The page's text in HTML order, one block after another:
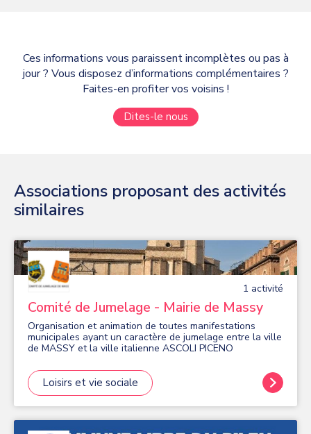
Ces informations vous paraissent incomplètes ou pas à
jour ? Vous disposez d’informations complémentaires ?
Faites-en profiter vos voisins !
Dites-le nous
Associations proposant des activités
similaires
1 activité
Comité de Jumelage - Mairie de Massy
Organisation et animation de toutes manifestations
municipales ayant un caractère de jumelage entre la ville
de MASSY et la ville italienne ASCOLI PICENO
Loisirs et vie sociale